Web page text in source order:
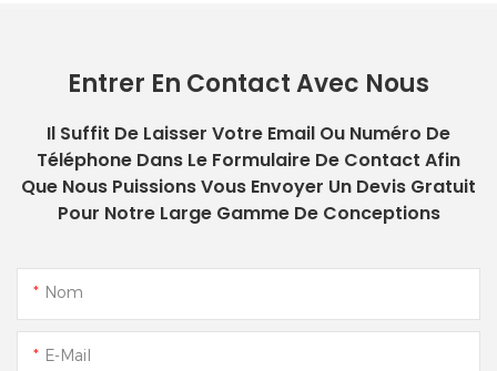
Entrer En Contact Avec Nous
Il Suffit De Laisser Votre Email Ou Numéro De
Téléphone Dans Le Formulaire De Contact Afin
Que Nous Puissions Vous Envoyer Un Devis Gratuit
Pour Notre Large Gamme De Conceptions
Nom
E-Mail